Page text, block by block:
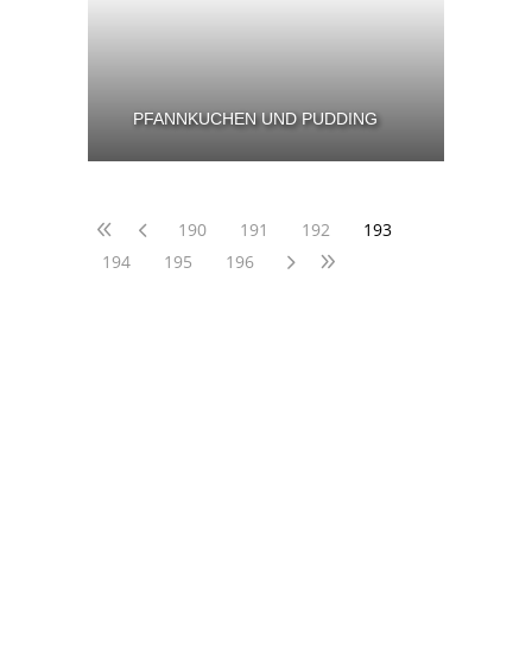
PFANNKUCHEN UND PUDDING
190 191 192
193
194
195 196